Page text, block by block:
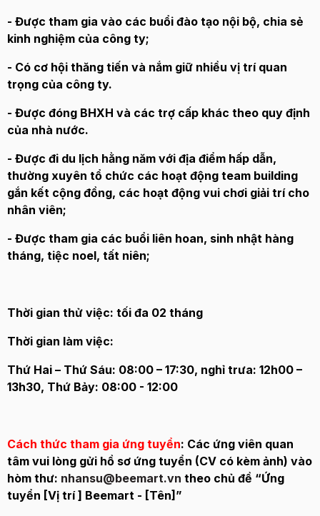
- Được tham gia vào các buổi đào tạo nội bộ, chia sẻ
kinh nghiệm của công ty;
- Có cơ hội thăng tiến và nắm giữ nhiều vị trí quan
trọng của công ty.
- Được đóng BHXH và các trợ cấp khác theo quy định
của nhà nước.
- Được đi du lịch hằng năm với địa điểm hấp dẫn,
thường xuyên tổ chức các hoạt động team building
gắn kết cộng đồng, các hoạt động vui chơi giải trí cho
nhân viên;
- Được tham gia các buổi liên hoan, sinh nhật hàng
tháng, tiệc noel, tất niên;
Thời gian thử việc: tối đa 02 tháng
Thời gian làm việc:
Thứ Hai – Thứ Sáu: 08:00 – 17:30, nghỉ trưa: 12h00 –
13h30, Thứ Bảy: 08:00 - 12:00
Cách thức tham gia ứng tuyển: Các ứng viên quan
tâm vui lòng gửi hồ sơ ứng tuyển (CV có kèm ảnh) vào
hòm thư: nhansu@beemart.vn theo chủ đề “Ứng
tuyển [Vị trí ] Beemart - [Tên]”